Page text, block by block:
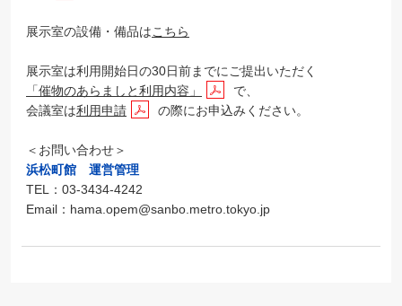
展示室の設備・備品はこちら
展示室は利用開始日の30日前までにご提出いただく
「催物のあらましと利用内容」
で、
会議室は利用申請 の際にお申込みください。
＜お問い合わせ＞
浜松町館 運営管理
TEL：03-3434-4242
Email：hama.opem@sanbo.metro.tokyo.jp